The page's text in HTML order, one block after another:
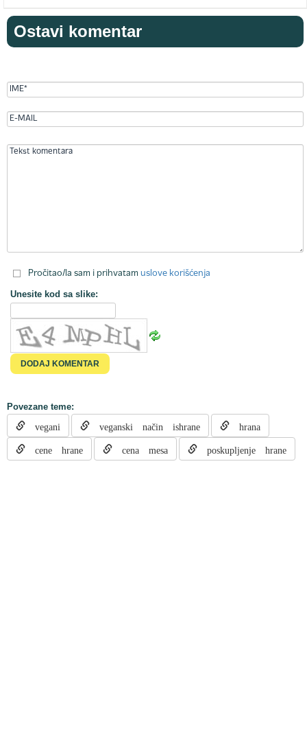
Ostavi komentar
Pročitao/la sam i prihvatam uslove korišćenja
Unesite kod sa slike:
Povezane teme:
vegani veganski način ishrane hrana
cene hrane cena mesa poskupljenje hrane